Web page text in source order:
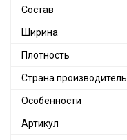
Состав
Ширина
Плотность
Страна производитель
Особенности
Артикул